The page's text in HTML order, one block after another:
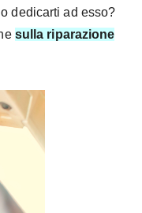
dedicarti ad esso?
sulla riparazione